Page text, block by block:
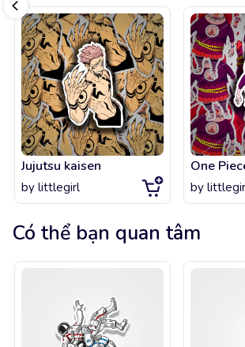
Jujutsu kaisen
by littlegirl
One
by
Có thể bạn quan tâm